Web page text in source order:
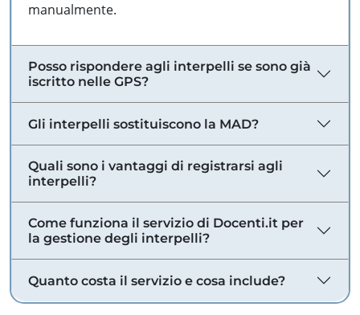
manualmente.
Posso rispondere agli interpelli se sono già
iscritto nelle GPS?
Gli interpelli sostituiscono la MAD?
Quali sono i vantaggi di registrarsi agli
interpelli?
Come funziona il servizio di Docenti.it per
la gestione degli interpelli?
Quanto costa il servizio e cosa include?